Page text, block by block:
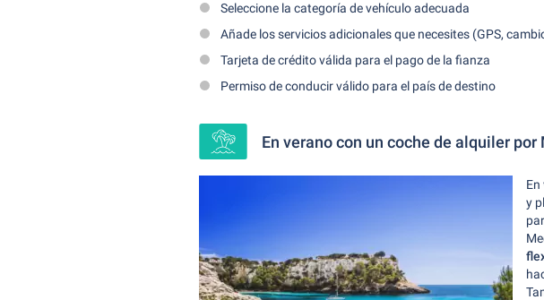
Seleccione la categoría de vehículo adecuada
Añade los servicios adicionales que necesites (GPS,
Tarjeta de crédito válida para el pago de la fianza
Permiso de conducir válido para el país de destino
En verano con un coche de alquiler por
y